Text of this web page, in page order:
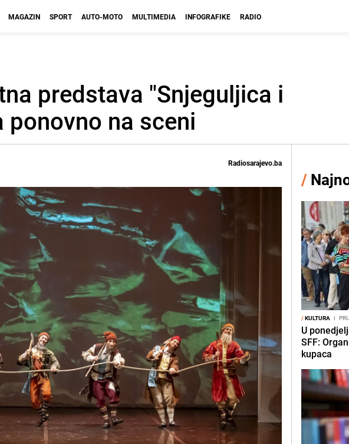
MAGAZIN SPORT AUTO-MOTO MULTIMEDIA INFOGRAFIKE RADIO
predstava "Snjeguljica i
na sceni
Radiosarajevo.ba
/
/KULTURA I
U
SFF:
kupaca